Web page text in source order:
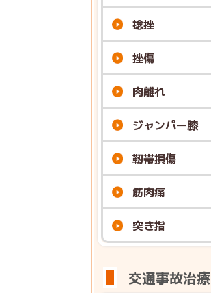
捻挫
挫傷
肉離れ
ジャンパー膝
靭帯損傷
筋肉痛
突き指
交通事故治療